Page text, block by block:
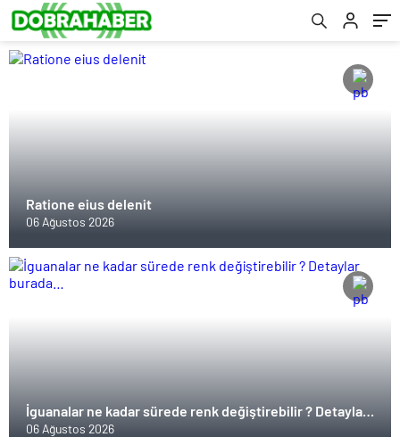
Ratione eius delenit
06 Ağustos 2026
İguanalar ne kadar sürede renk değiştirebilir ? Detaylar
burada…
06 Ağustos 2026